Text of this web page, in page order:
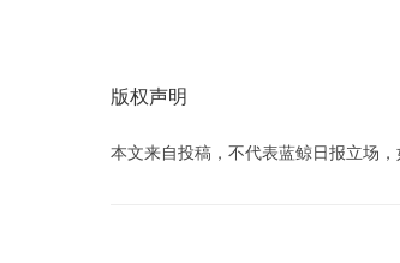
版权声明
本文来自投稿，不代表蓝鲸日报立场